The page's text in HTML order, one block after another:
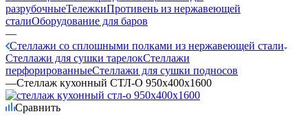
разрубочныеТележкиПротивень из нержавеющей
сталиОборудование для баров
—
Стеллажи со сплошными полками из нержавеющей стали
Стеллажи для сушки тарелокСтеллажи
перфорированныеСтеллажи для сушки подносов
—Стеллаж кухонный СТЛ-О 950х400х1600
Сравнить